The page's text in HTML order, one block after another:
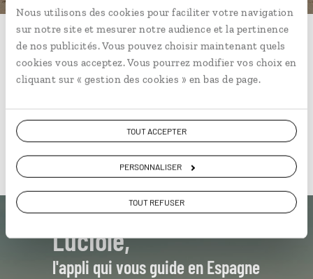
Nous utilisons des cookies pour faciliter votre navigation
sur notre site et mesurer notre audience et la pertinence
de nos publicités. Vous pouvez choisir maintenant quels
cookies vous acceptez. Vous pourrez modifier vos choix en
cliquant sur « gestion des cookies » en bas de page.
TOUT ACCEPTER
PERSONNALISER
TOUT REFUSER
ou
Construisez votre voyage avec un spécialiste Espagne
01 85 08 10 48
Luciole,
l'appli qui vous guide en Espagne